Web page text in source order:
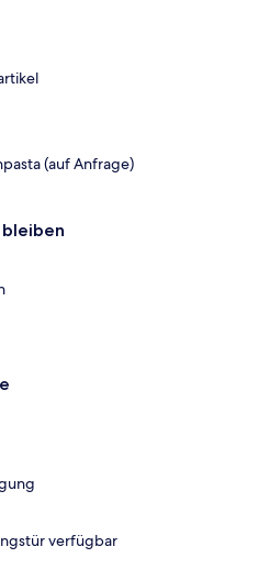
(auf Anfrage)
verfügbar